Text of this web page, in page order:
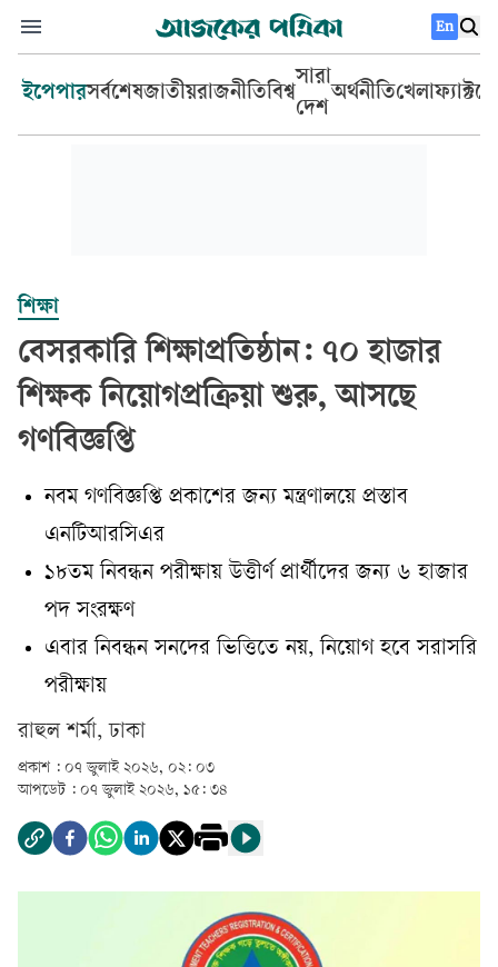
En
ইপেপারসর্বশেষজাতীয়রাজনীতিবিশ্ব
সারা
দেশ
অর্থনীতিখেলা
শিক্ষা
বেসরকারি শিক্ষাপ্রতিষ্ঠান: ৭০ হাজার
শিক্ষক নিয়োগপ্রক্রিয়া শুরু, আসছে
গণবিজ্ঞপ্তি
নবম গণবিজ্ঞপ্তি প্রকাশের জন্য মন্ত্রণালয়ে প্রস্তাব
এনটিআরসিএর
১৮তম নিবন্ধন পরীক্ষায় উত্তীর্ণ প্রার্থীদের জন্য ৬ হাজার
পদ সংরক্ষণ
এবার নিবন্ধন সনদের ভিত্তিতে নয়, নিয়োগ হবে সরাসরি
পরীক্ষায়
রাহুল শর্মা, ঢাকা
প্রকাশ : ০৭ জুলাই ২০২৬, ০২: ০৩
আপডেট : ০৭ জুলাই ২০২৬, ১৫: ৩৪